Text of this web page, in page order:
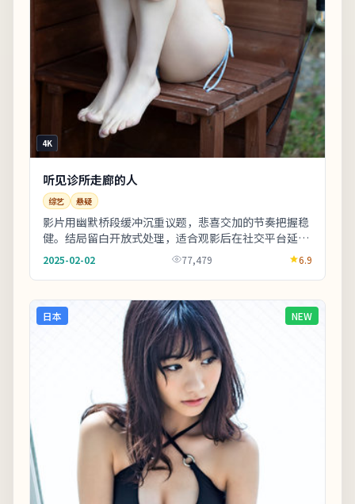
4K
听见诊所走廊的人
综艺 悬疑
影片用幽默桥段缓冲沉重议题，悲喜交加的节奏把握稳
健。结局留白开放式处理，适合观影后在社交平台延伸
讨论。整体来看，这是一部类型元素清晰、人物动机
可...
2025-02-02 77,479 6.9
日本 NEW